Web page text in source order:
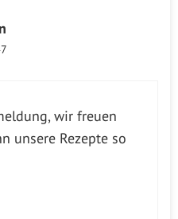
wir freuen
unsere Rezepte so